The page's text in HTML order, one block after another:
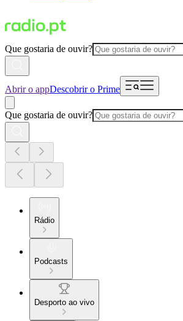
Que gostaria de ouvir?
Abrir o appDescobrir o Prime
Que gostaria de ouvir?
Rádio
Podcasts
Desporto ao vivo